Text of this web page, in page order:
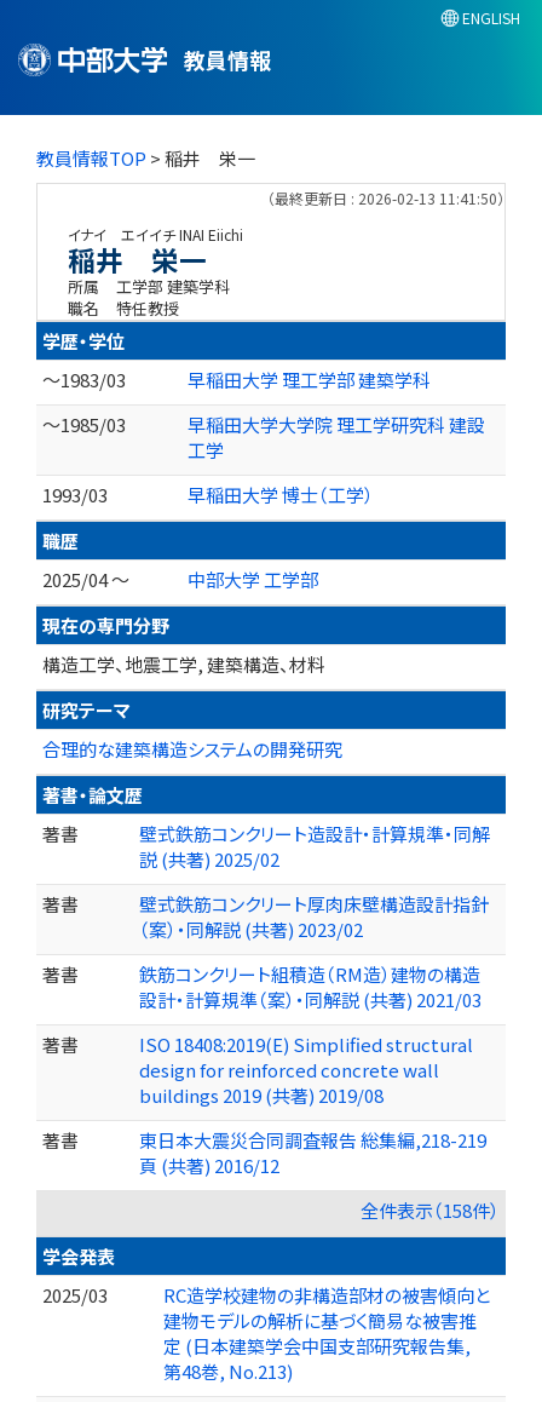
教員情報
ENGLISH
教員情報TOP > 稲井 栄一
（最終更新日 : 2026-02-13 11:41:50）
イナイ エイイチINAI Eiichi
稲井 栄一
所属
工学部 建築学科
職名
特任教授
学歴・学位
～1983/03
早稲田大学 理工学部 建築学科
～1985/03
早稲田大学大学院 理工学研究科 建設
工学
1993/03
早稲田大学 博士（工学）
職歴
2025/04 ～
中部大学 工学部
現在の専門分野
構造工学、地震工学, 建築構造、材料
研究テーマ
合理的な建築構造システムの開発研究
著書・論文歴
著書
壁式鉄筋コンクリート造設計・計算規準・同解
説 (共著) 2025/02
著書
壁式鉄筋コンクリート厚肉床壁構造設計指針
（案）・同解説 (共著) 2023/02
著書
鉄筋コンクリート組積造（RM造）建物の構造
設計・計算規準（案）・同解説 (共著) 2021/03
著書
ISO 18408:2019(E) Simplified structural
design for reinforced concrete wall
buildings 2019 (共著) 2019/08
著書
東日本大震災合同調査報告 総集編,218-219
頁 (共著) 2016/12
全件表示（158件）
学会発表
2025/03
RC造学校建物の非構造部材の被害傾向と
建物モデルの解析に基づく簡易な被害推
定 (日本建築学会中国支部研究報告集,
第48巻, No.213)